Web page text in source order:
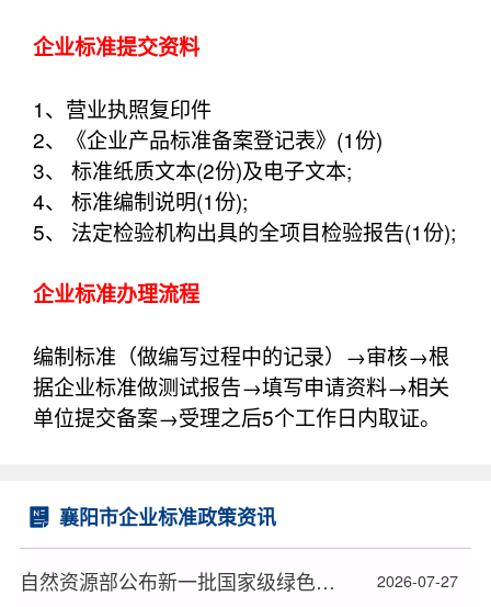
企业标准提交资料
1、营业执照复印件
2、《企业产品标准备案登记表》(1份)
3、 标准纸质文本(2份)及电子文本;
4、 标准编制说明(1份);
5、 法定检验机构出具的全项目检验报告(1份);
企业标准办理流程
编制标准（做编写过程中的记录）→审核→根
据企业标准做测试报告→填写申请资料→相关
单位提交备案→受理之后5个工作日内取证。
襄阳市企业标准政策资讯
自然资源部公布新一批国家级绿色矿山名单 2026-07-27